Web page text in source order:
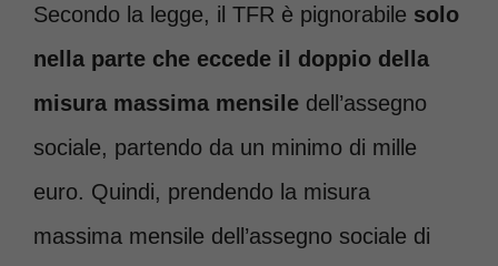
Secondo la legge, il TFR è pignorabile solo
nella parte che eccede il doppio della
misura massima mensile dell’assegno
sociale, partendo da un minimo di mille
euro. Quindi, prendendo la misura
massima mensile dell’assegno sociale di